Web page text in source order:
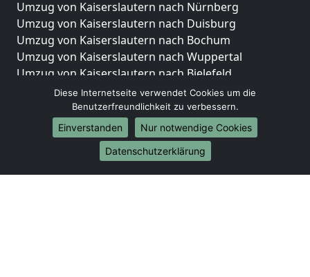
Umzug von Kaiserslautern nach Nürnberg
Umzug von Kaiserslautern nach Duisburg
Umzug von Kaiserslautern nach Bochum
Umzug von Kaiserslautern nach Wuppertal
Umzug von Kaiserslautern nach Bielefeld
Umzug von Kaiserslautern nach Bonn
Umzug von Kaiserslautern nach Münster
Internationale-Umzüge
Umzug von Kaiserslautern nach Brasilien
Umzug von Kaiserslautern nach Brunei Darussalam
Diese Internetseite verwendet Cookies um die
Benutzerfreundlichkeit zu verbessern.
Einverstanden
Nur notwendige Cookies
Datenschutzerklärung